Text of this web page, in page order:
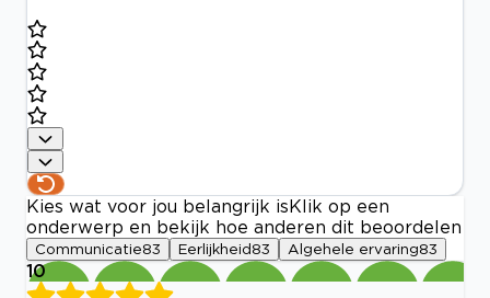
Kies wat voor jou belangrijk is Klik op een
onderwerp en bekijk hoe anderen dit beoordelen
Communicatie83 Eerlijkheid 83 Algehele ervaring83
10